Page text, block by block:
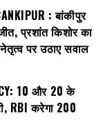
: बांकीपुर
प्रशांत किशोर का
पर उठाए सवाल
₹10 और ₹20 के
RBI करेगा 200